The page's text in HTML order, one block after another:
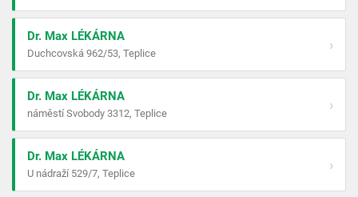
Dr. Max LÉKÁRNA
Duchcovská 962/53, Teplice
›
Dr. Max LÉKÁRNA
náměstí Svobody 3312, Teplice
›
Dr. Max LÉKÁRNA
U nádraží 529/7, Teplice
›